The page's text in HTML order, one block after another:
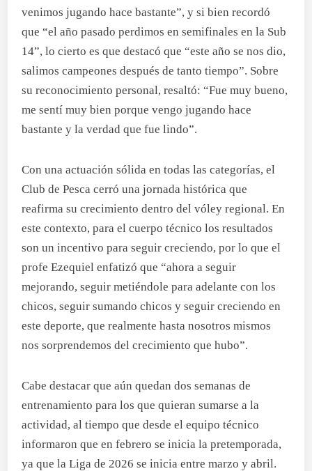
venimos jugando hace bastante”, y si bien recordó
que “el año pasado perdimos en semifinales en la Sub
14”, lo cierto es que destacó que “este año se nos dio,
salimos campeones después de tanto tiempo”. Sobre
su reconocimiento personal, resaltó: “Fue muy bueno,
me sentí muy bien porque vengo jugando hace
bastante y la verdad que fue lindo”.
Con una actuación sólida en todas las categorías, el
Club de Pesca cerró una jornada histórica que
reafirma su crecimiento dentro del vóley regional. En
este contexto, para el cuerpo técnico los resultados
son un incentivo para seguir creciendo, por lo que el
profe Ezequiel enfatizó que “ahora a seguir
mejorando, seguir metiéndole para adelante con los
chicos, seguir sumando chicos y seguir creciendo en
este deporte, que realmente hasta nosotros mismos
nos sorprendemos del crecimiento que hubo”.
Cabe destacar que aún quedan dos semanas de
entrenamiento para los que quieran sumarse a la
actividad, al tiempo que desde el equipo técnico
informaron que en febrero se inicia la pretemporada,
ya que la Liga de 2026 se inicia entre marzo y abril.